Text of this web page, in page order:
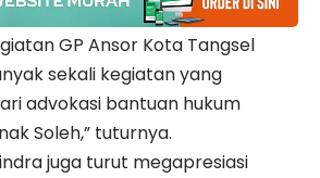
GP Ansor Kota Tangsel
sekali kegiatan yang
advokasi bantuan hukum
Soleh,” tuturnya.
juga turut megapresiasi